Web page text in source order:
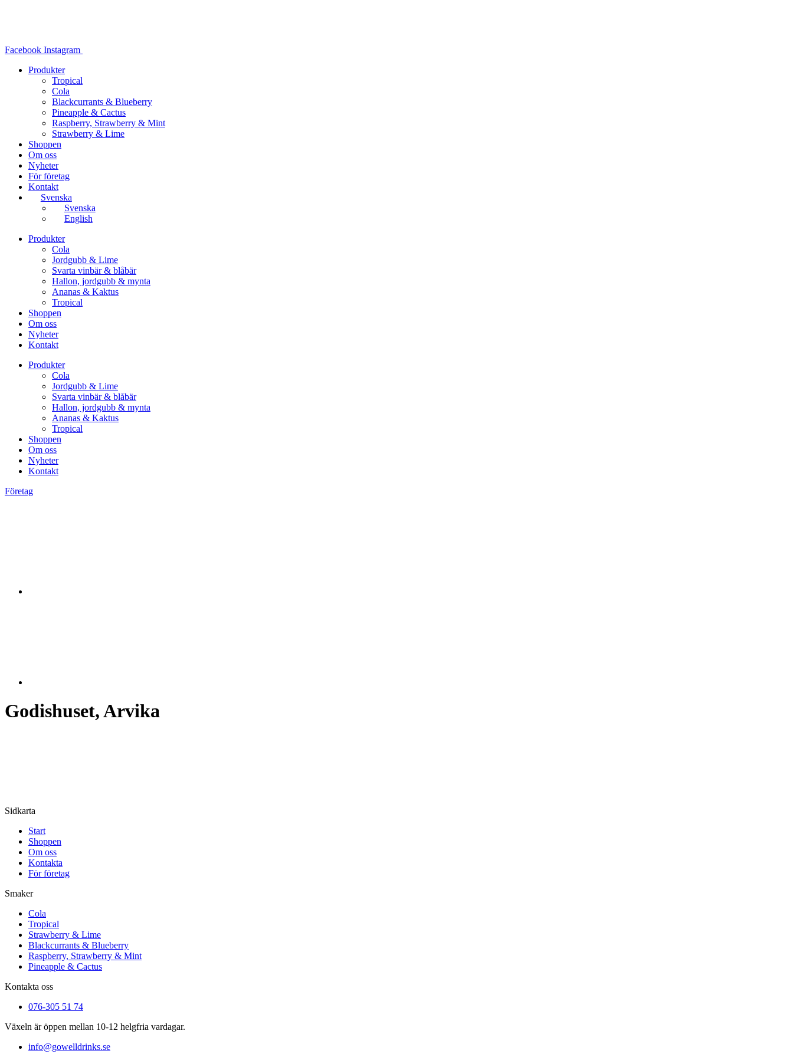
Facebook Instagram
Produkter
Tropical
Cola
Blackcurrants & Blueberry
Pineapple & Cactus
Raspberry, Strawberry & Mint
Strawberry & Lime
Shoppen
Om oss
Nyheter
För företag
Kontakt
Svenska
Svenska
English
Produkter
Cola
Jordgubb & Lime
Svarta vinbär & blåbär
Hallon, jordgubb & mynta
Ananas & Kaktus
Tropical
Shoppen
Om oss
Nyheter
Kontakt
Produkter
Cola
Jordgubb & Lime
Svarta vinbär & blåbär
Hallon, jordgubb & mynta
Ananas & Kaktus
Tropical
Shoppen
Om oss
Nyheter
Kontakt
Företag
Godishuset, Arvika
Sidkarta
Start
Shoppen
Om oss
Kontakta
För företag
Smaker
Cola
Tropical
Strawberry & Lime
Blackcurrants & Blueberry
Raspberry, Strawberry & Mint
Pineapple & Cactus
Kontakta oss
076-305 51 74
Växeln är öppen mellan 10-12 helgfria vardagar.
info@gowelldrinks.se